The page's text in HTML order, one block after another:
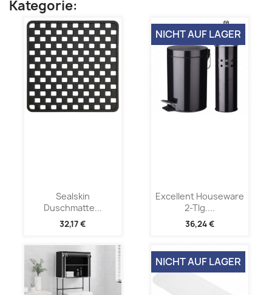
Kategorie:
Sealskin
Duschmatte...
32,17 €
Excellent Houseware
2-Tlg....
36,24 €
NICHT AUF LAGER
NICHT AUF LAGER